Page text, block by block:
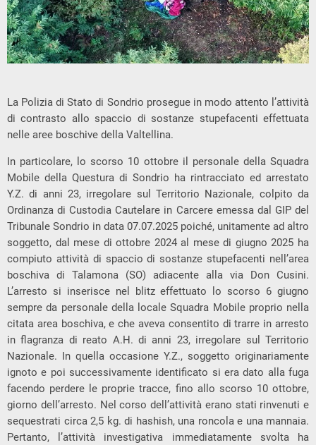
La Polizia di Stato di Sondrio prosegue in modo attento l’attività
di contrasto allo spaccio di sostanze stupefacenti effettuata
nelle aree boschive della Valtellina.
In particolare, lo scorso 10 ottobre il personale della Squadra
Mobile della Questura di Sondrio ha rintracciato ed arrestato
Y.Z. di anni 23, irregolare sul Territorio Nazionale, colpito da
Ordinanza di Custodia Cautelare in Carcere emessa dal GIP del
Tribunale Sondrio in data 07.07.2025 poiché, unitamente ad altro
soggetto, dal mese di ottobre 2024 al mese di giugno 2025 ha
compiuto attività di spaccio di sostanze stupefacenti nell’area
boschiva di Talamona (SO) adiacente alla via Don Cusini.
L’arresto si inserisce nel blitz effettuato lo scorso 6 giugno
sempre da personale della locale Squadra Mobile proprio nella
citata area boschiva, e che aveva consentito di trarre in arresto
in flagranza di reato A.H. di anni 23, irregolare sul Territorio
Nazionale. In quella occasione Y.Z., soggetto originariamente
ignoto e poi successivamente identificato si era dato alla fuga
facendo perdere le proprie tracce, fino allo scorso 10 ottobre,
giorno dell’arresto. Nel corso dell’attività erano stati rinvenuti e
sequestrati circa 2,5 kg. di hashish, una roncola e una mannaia.
Pertanto, l’attività investigativa immediatamente svolta ha